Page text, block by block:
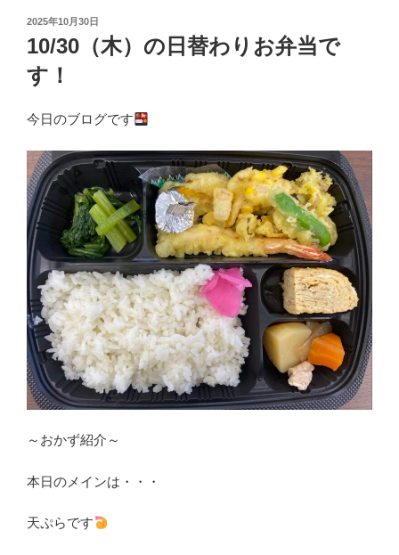
投
稿
日:
2025年10月30日
10/30（木）の日替わりお弁当で
す！
今日のブログです
～おかず紹介～
本日のメインは・・・
天ぷらです